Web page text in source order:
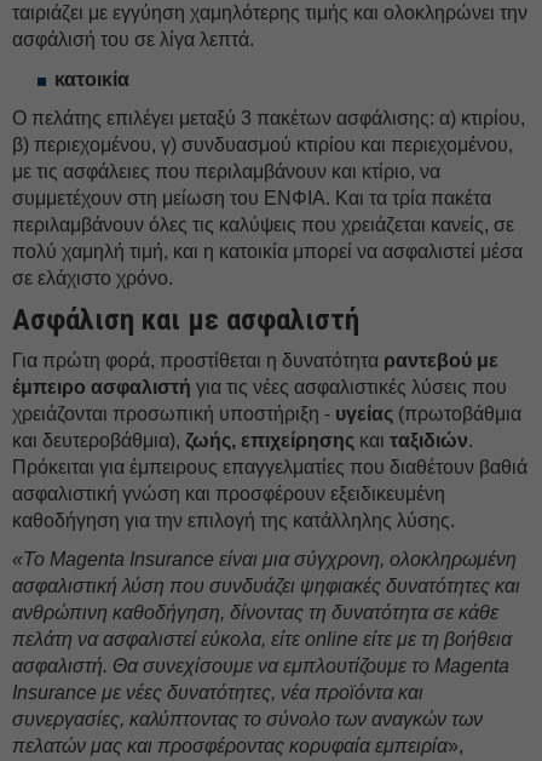
ταιριάζει με εγγύηση χαμηλότερης τιμής και ολοκληρώνει την
ασφάλισή του σε λίγα λεπτά.
κατοικία
Ο πελάτης επιλέγει μεταξύ 3 πακέτων ασφάλισης: α) κτιρίου,
β) περιεχομένου, γ) συνδυασμού κτιρίου και περιεχομένου,
με τις ασφάλειες που περιλαμβάνουν και κτίριο, να
συμμετέχουν στη μείωση του ΕΝΦΙΑ. Και τα τρία πακέτα
περιλαμβάνουν όλες τις καλύψεις που χρειάζεται κανείς, σε
πολύ χαμηλή τιμή, και η κατοικία μπορεί να ασφαλιστεί μέσα
σε ελάχιστο χρόνο.
Ασφάλιση και με ασφαλιστή
Για πρώτη φορά, προστίθεται η δυνατότητα ραντεβού με
έμπειρο ασφαλιστή για τις νέες ασφαλιστικές λύσεις που
χρειάζονται προσωπική υποστήριξη - υγείας (πρωτοβάθμια
και δευτεροβάθμια), ζωής, επιχείρησης και ταξιδιών.
Πρόκειται για έμπειρους επαγγελματίες που διαθέτουν βαθιά
ασφαλιστική γνώση και προσφέρουν εξειδικευμένη
καθοδήγηση για την επιλογή της κατάλληλης λύσης.
«Το Magenta Insurance είναι μια σύγχρονη, ολοκληρωμένη
ασφαλιστική λύση που συνδυάζει ψηφιακές δυνατότητες και
ανθρώπινη καθοδήγηση, δίνοντας τη δυνατότητα σε κάθε
πελάτη να ασφαλιστεί εύκολα, είτε online είτε με τη βοήθεια
ασφαλιστή. Θα συνεχίσουμε να εμπλουτίζουμε το Magenta
Insurance με νέες δυνατότητες, νέα προϊόντα και
συνεργασίες, καλύπτοντας το σύνολο των αναγκών των
πελατών μας και προσφέροντας κορυφαία εμπειρία»,